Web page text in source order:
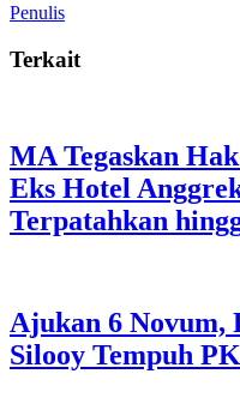
Penulis
Terkait
MA Tegaskan
Eks Hotel
Terpatahkan
Ajukan 6 Novum,
Silooy Tempuh